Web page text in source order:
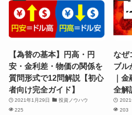
【為替の基本】円高・円
安・金利差・物価の関係を
質問形式で12問解説【初心
者向け完全ガイド】
2021年1月29日
投資ノウハウ
225
なぜ
ブル
｜
全解
2021
203